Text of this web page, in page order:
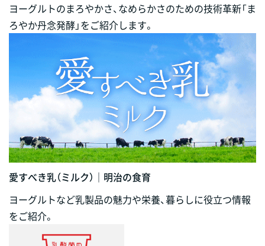
ヨーグルトのまろやかさ、なめらかさのための技術革新「ま
ろやか丹念発酵」をご紹介します。
愛すべき乳（ミルク）｜明治の食育
ヨーグルトなど乳製品の魅力や栄養、暮らしに役立つ情報
をご紹介。